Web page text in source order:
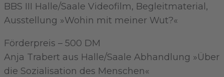
BBS III Halle/Saale Videofilm, Begleitmaterial,
Ausstellung »Wohin mit meiner Wut?«
Förderpreis – 500 DM
Anja Trabert aus Halle/Saale Abhandlung »Über
die Sozialisation des Menschen«